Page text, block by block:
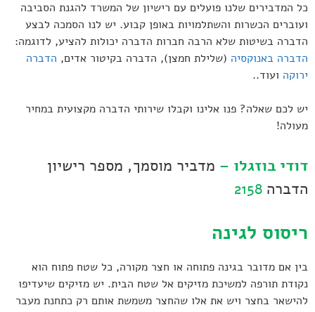
כל המדבירים שלנו פועלים עם רישיון של המשרד להגנת הסביבה
ועוברים הכשרות והשתלמויות באופן קבוע. יש לנו הסמכה לבצע
הדברה בשיטות שלא הרבה חברות הדברה יכולות להציע, לדוגמה:
הדברה באנוקסיה (שלילת חמצן), הדברה בקיטור אדים, הדברה
ירוקה ועוד..
יש לכם שאלה? פנו אלינו וקבלו שירותי הדברה מקצועית במחיר
מעולה!
דודי בוזגלו – מדביר מוסמך, מספר רישיון
הדברה 2158
ריסוס לגינה
בין אם מדובר בגינה פתוחה או חצר מקורה, כל שטח פתוח הוא
נקודת תורפה למשיכת מזיקים אל שטח הבית. יש מזיקים שיעדיפו
להישאר בחצר ויש את אלו שהחצר משמשת אותם רק כתחנת מעבר